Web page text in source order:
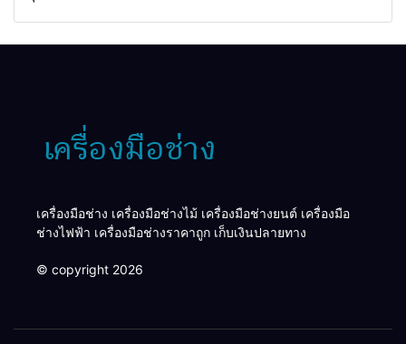
เครื่องมือช่าง เครื่องมือช่างไม้ เครื่องมือช่างยนต์ เครื่องมือ
ช่างไฟฟ้า เครื่องมือช่างราคาถูก เก็บเงินปลายทาง
© copyright 2026